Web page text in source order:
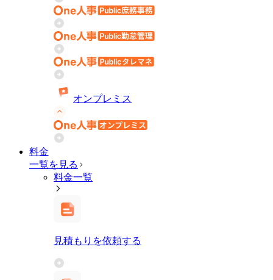
オンプレミス
料金
一覧を見る
料金一覧
見積もりを依頼する